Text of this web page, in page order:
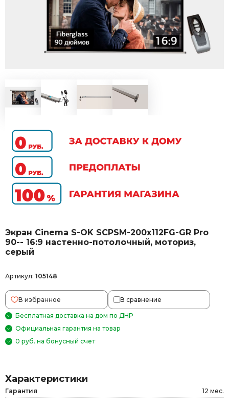
Экран Cinema S-OK SCPSM-200x112FG-GR Pro
90-- 16:9 настенно-потолочный, моториз,
серый
Артикул: 105148
В избранное В сравнение
Бесплатная доставка на дом по ДНР
Официальная гарантия на товар
0 руб. на бонусный счет
Характеристики
Гарантия 12 мес.